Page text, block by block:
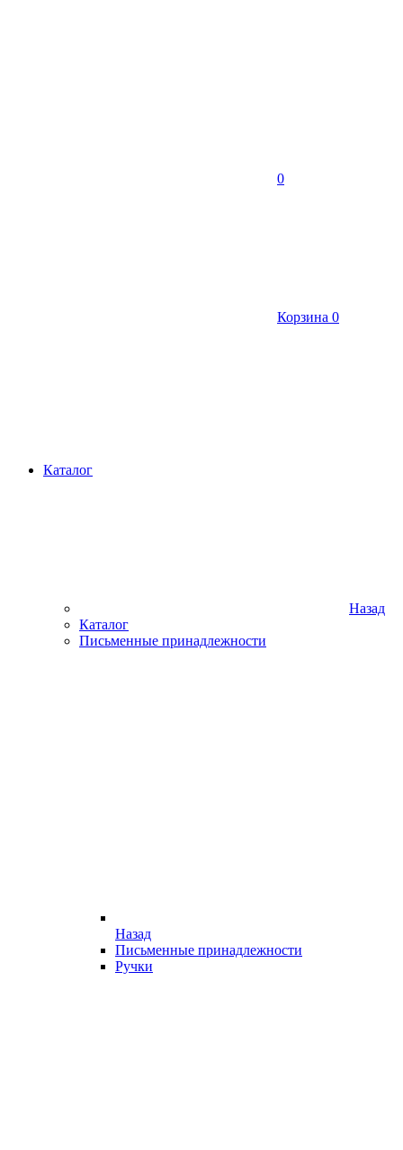
0
Корзина 0
Каталог
Назад
Каталог
Письменные принадлежности
Назад
Письменные принадлежности
Ручки